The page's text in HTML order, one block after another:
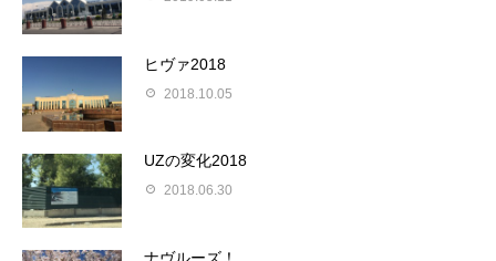
ヒヴァ2018
2018.10.05
UZの変化2018
2018.06.30